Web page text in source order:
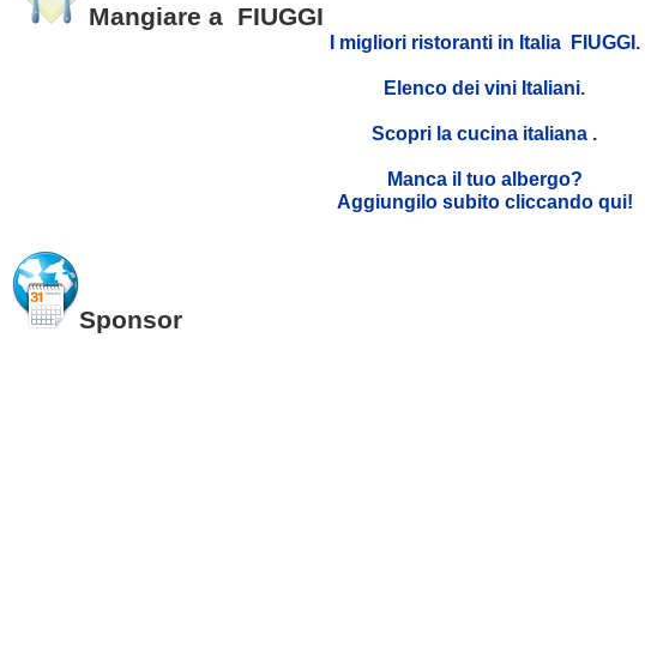
Mangiare a FIUGGI
I migliori ristoranti in Italia FIUGGI.
Elenco dei vini Italiani
Scopri la cucina italiana
Manca il tuo albergo?
Aggiungilo subito cliccando qui!
Sponsor